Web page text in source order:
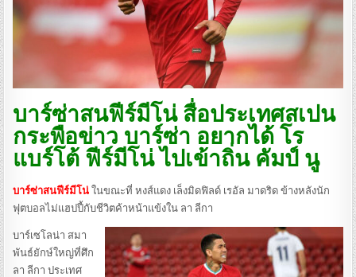
บาร์ซ่าสนฟีร์มีโน่ สื่อประเทศสเปน
กระพือข่าว บาร์ซ่า อยากได้ โร
แบร์โต้ ฟีร์มีโน่ ไปเข้าถิ่น คัมป์ นู
บาร์ซ่าสนฟีร์มีโน่ ในขณะที่ หงส์แดง เล็งมิดฟิลด์ เรอัล มาดริด ข้างหลังนัก
ฟุตบอลไม่แฮปปี้กับชีวิตค้าหน้าแข้งใน ลา ลีกา
บาร์เซโลน่า สมา
พันธ์ยักษ์ใหญ่ที่ศึก
ลา ลีกา ประเทศ